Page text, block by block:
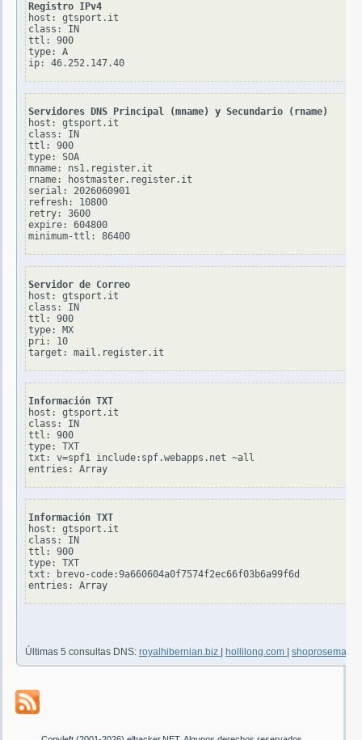
Registro IPv4
host: gtsport.it
class: IN
ttl: 900
type: A
Servidores DNS Principal (mname) y Secundario (rname)
host: gtsport.it
class: IN
ttl: 900
type: SOA
mname: ns1.register.it
rname: hostmaster.register.it
serial: 2026060901
refresh: 10800
retry: 3600
expire: 604800
Servidor de Correo
host: gtsport.it
class: IN
ttl: 900
type: MX
pri: 10
Información TXT
host: gtsport.it
class: IN
ttl: 900
type: TXT
txt: v=spf1 include:spf.webapps.net ~all
Información TXT
host: gtsport.it
class: IN
ttl: 900
type: TXT
txt: brevo-code:9a660604a0f7574f2ec66f03b6a99f6d
Últimas 5 consultas DNS: royalhibernian.biz hollilong.com